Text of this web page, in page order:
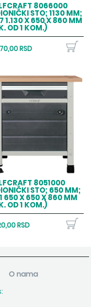
8066000
STO; 1130 MM;
1.130 X 650 X 860 MM
OD 1 KOM.)
RSD
8051000
STO; 650 MM;
650 X 650 X 860 MM
OD 1 KOM.)
RSD
O nama